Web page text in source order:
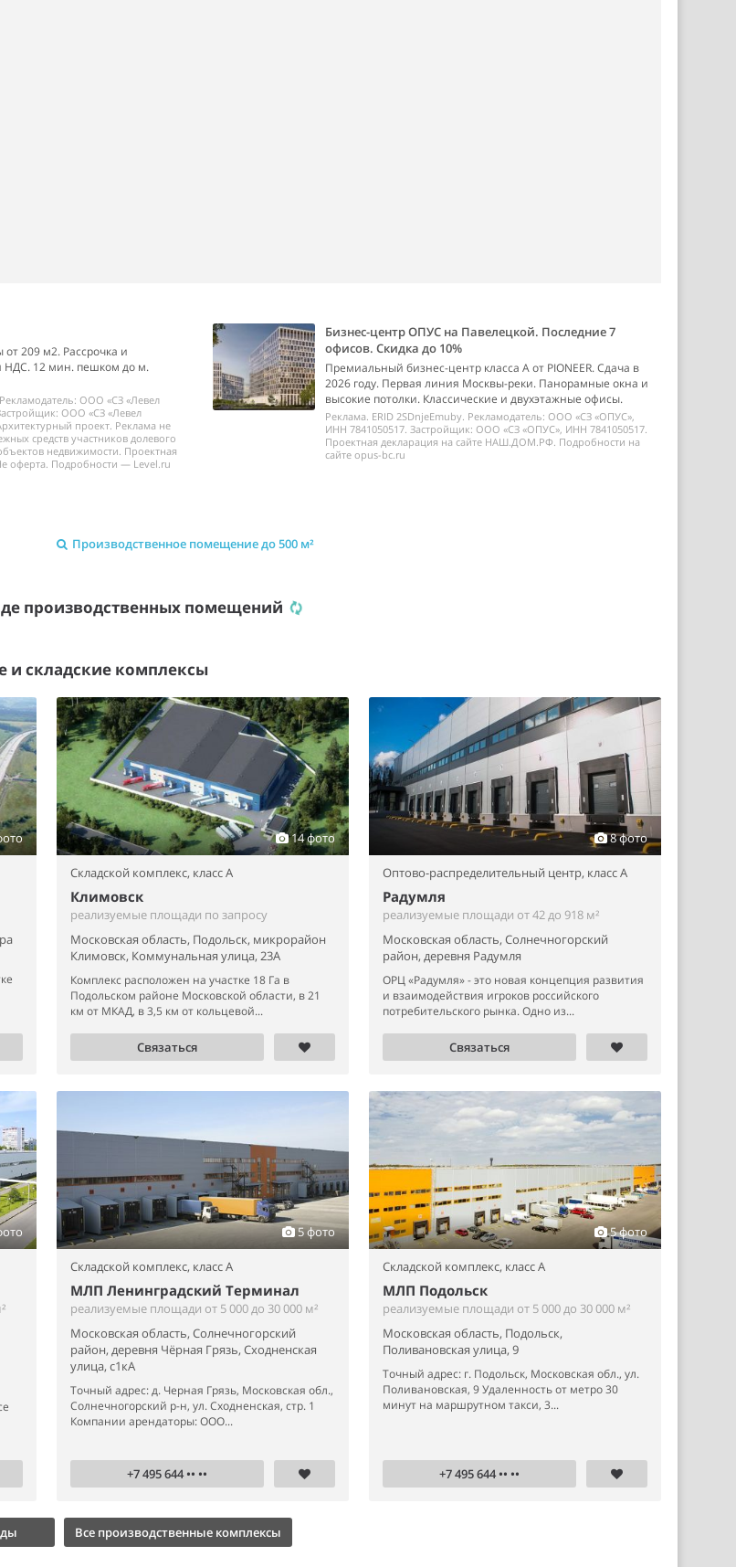
209 м2. Рассрочка и
НДС. 12 мин. пешком до м.
ООО «СЗ «Левел
ООО «СЗ «Левел
проект. Реклама не
средств участников долевого
недвижимости. Проектная
оферта. Подробности — Level.ru
Бизнес-центр ОПУС на Павелецкой. Последние 7
офисов. Скидка до 10%
Премиальный бизнес-центр класса А от PIONEER. Сдача в
2026 году. Первая линия Москвы-реки. Панорамные окна и
высокие потолки. Классические и двухэтажные офисы.
Реклама. ERID 2SDnjeEmuby. Рекламодатель: ООО «СЗ «ОПУС»,
ИНН 7841050517. Застройщик: ООО «СЗ «ОПУС», ИНН 7841050517.
Проектная декларация на сайте НАШ.ДОМ.РФ. Подробности на
сайте opus-bc.ru
Производственное помещение до 500 м²
производственных помещений
и складские комплексы
14 фото
Складской комплекс, класс A
Климовск
реализуемые площади по запросу
Московская область, Подольск, микрорайон
Климовск, Коммунальная улица, 23А
Комплекс расположен на участке 18 Га в
Подольском районе Московской области, в 21
км от МКАД, в 3,5 км от кольцевой...
Связаться
8 фото
Оптово-распределительный центр, класс A
Радумля
реализуемые площади от 42 до 918 м²
Московская область, Солнечногорский
район, деревня Радумля
ОРЦ «Радумля» - это новая концепция развития
и взаимодействия игроков российского
потребительского рынка. Одно из...
Связаться
5 фото
Складской комплекс, класс A
МЛП Ленинградский Терминал
реализуемые площади от 5 000 до 30 000 м²
Московская область, Солнечногорский
район, деревня Чёрная Грязь, Сходненская
улица, с1кА
Точный адрес: д. Черная Грязь, Московская обл.,
Солнечногорский р-н, ул. Сходненская, стр. 1
Компании арендаторы: ООО...
+7 495 644 •• ••
5 фото
Складской комплекс, класс A
МЛП Подольск
реализуемые площади от 5 000 до 30 000 м²
Московская область, Подольск,
Поливановская улица, 9
Точный адрес: г. Подольск, Московская обл., ул.
Поливановская, 9 Удаленность от метро 30
минут на маршрутном такси, 3...
+7 495 644 •• ••
Все производственные комплексы